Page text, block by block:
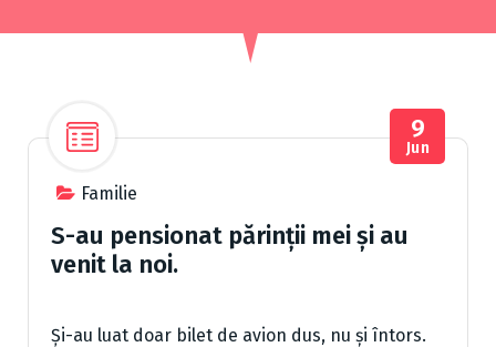
Familie
9
Jun
S-au pensionat părinții mei și au
venit la noi.
Și-au luat doar bilet de avion dus, nu și întors.